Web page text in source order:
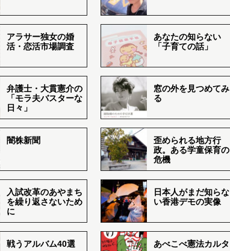
アラサー独女の婚
活・恋活市場調査
あなたの知らない
「子育ての話」
弁護士・大貫憲介の
「モラ夫バスターな
日々」
窓の外を見つめてみ
る
闇株新聞
歪められる地方行
政。ある学童保育の
危機
入試改革のあやまち
を繰り返さないため
に
日本人がまだ知らな
い香港デモの実像
戦うアルバム40選 あべこべ憲法カルタ